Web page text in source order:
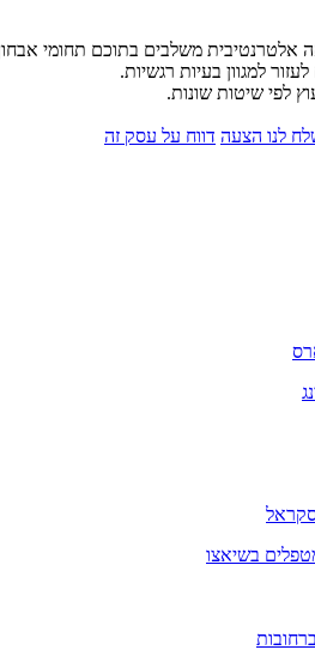
אלטרנטיבית משלבים בתוכם תחומי
למגוון בעיות רגשיות.
לפי שיטות שונות.
לנו הצעה דווח על עסק זה
בשיאצו